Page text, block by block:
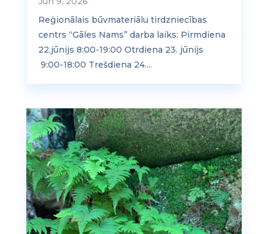
Reģionālais būvmateriālu tirdzniecības
centrs “Gāles Nams” darba laiks: Pirmdiena
22.jūnijs 8:00-19:00 Otrdiena 23. jūnijs
9:00-18:00 Trešdiena 24....